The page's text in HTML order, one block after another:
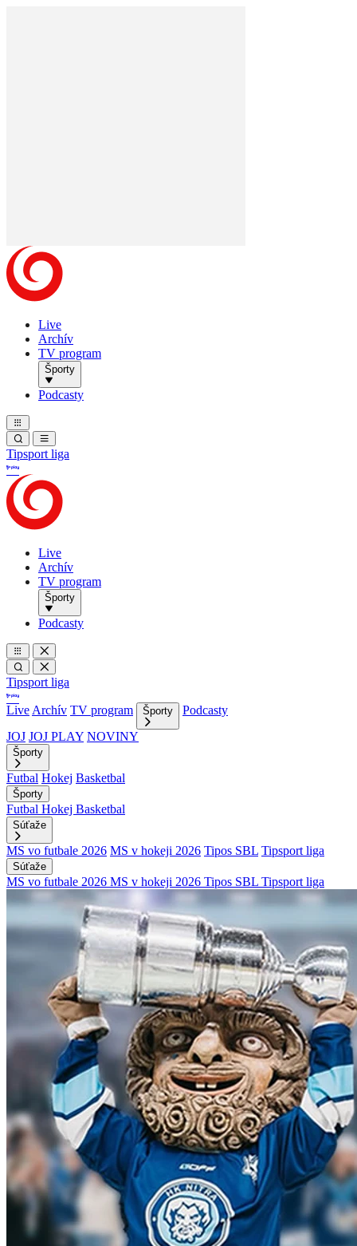
Live
Archív
TV program
Športy
Podcasty
Tipsport liga
Live
Archív
TV program
Športy
Podcasty
Tipsport liga
Live Archív TV program Športy
Podcasty
JOJ JOJ PLAY NOVINY
Športy
Futbal Hokej Basketbal
Športy
Futbal Hokej Basketbal
Súťaže
MS vo futbale 2026 MS v hokeji 2026 Tipos SBL Tipsport liga
Súťaže
MS vo futbale 2026 MS v hokeji 2026 Tipos SBL Tipsport liga